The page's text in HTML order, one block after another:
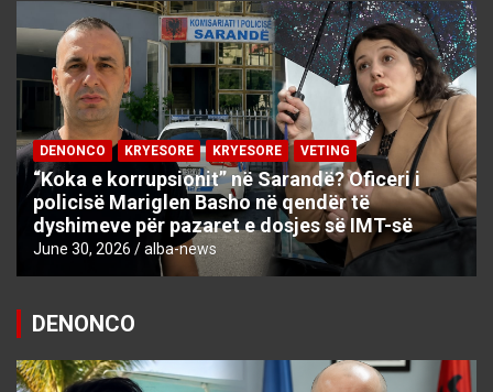
DENONCO KRYESORE KRYESORE VETING
“Koka e korrupsionit” në Sarandë? Oficeri i
policisë Mariglen Basho në qendër të
dyshimeve për pazaret e dosjes së IMT-së
June 30, 2026 alba-news
DENONCO